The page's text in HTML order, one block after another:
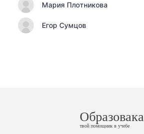
Мария Плотникова
Егор Сумцов
Образовака
твой помощник в учебе